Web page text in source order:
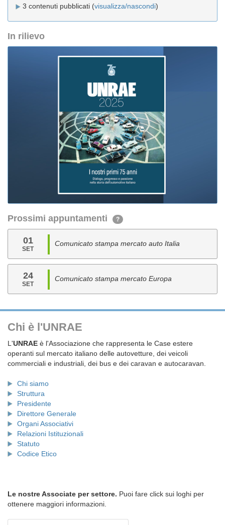
3 contenuti pubblicati (visualizza/nascondi)
In rilievo
Prossimi appuntamenti ?
01
SET
Comunicato stampa mercato auto Italia
24
SET
Comunicato stampa mercato Europa
Chi è l'UNRAE
L'UNRAE è l'Associazione che rappresenta le Case estere
operanti sul mercato italiano delle autovetture, dei veicoli
commerciali e industriali, dei bus e dei caravan e autocaravan.
Chi siamo
Struttura
Presidente
Direttore Generale
Organi Associativi
Relazioni Istituzionali
Statuto
Codice Etico
Le nostre Associate per settore. Puoi fare click sui loghi per
ottenere maggiori informazioni.